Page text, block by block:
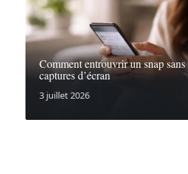
Comment entrouvrir un snap
captures d’écran
3 juillet 2026